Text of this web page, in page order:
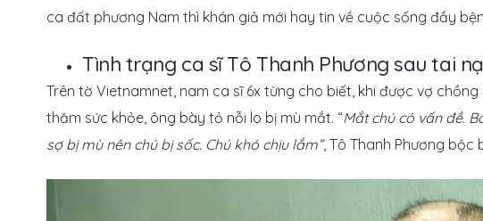
ca đất phương Nam thì khán giả mới hay tin về cuộc sống đầy
Tình trạng ca sĩ Tô Thanh Phương sau tai
Trên tờ Vietnamnet, nam ca sĩ 6x từng cho biết, khi được vợ
thăm sức khỏe, ông bày tỏ nỗi lo bị mù mắt. “Mắt chú có vấn đề.
sợ bị mù nên chú bị sốc. Chú khó chịu lắm”, Tô Thanh Phương bộc